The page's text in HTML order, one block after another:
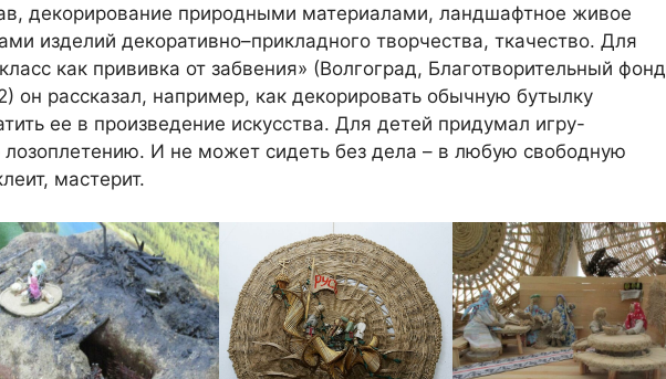
декорирование природными материалами, ландшафтное живое
изделий декоративно–прикладного творчества, ткачество. Для
как прививка от забвения» (Волгоград, Благотворительный фонд
он рассказал, например, как декорировать обычную бутылку
ее в произведение искусства. Для детей придумал игру-
лозоплетению. И не может сидеть без дела – в любую свободную
мастерит.